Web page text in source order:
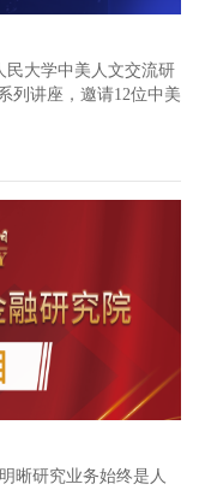
民大学中美人文交流研
列讲座，邀请12位中美
晰研究业务始终是人